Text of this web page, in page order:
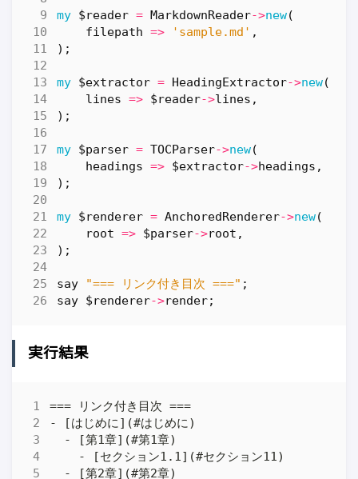
my $reader = MarkdownReader->new(
filepath => 'sample.md' ,
);
my $extractor = HeadingExtractor->new(
lines => $reader->lines ,
);
my $parser = TOCParser->new(
headings => $extractor->headings ,
);
my $renderer = AnchoredRenderer->new(
root => $parser->root ,
);
say "=== リンク付き目次 ===" ;
say $renderer->render;
実行結果